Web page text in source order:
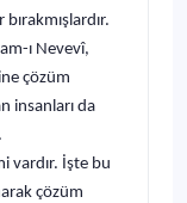
ı Nevevî,
çözüm
insanları da
vardır. İşte bu
çözüm